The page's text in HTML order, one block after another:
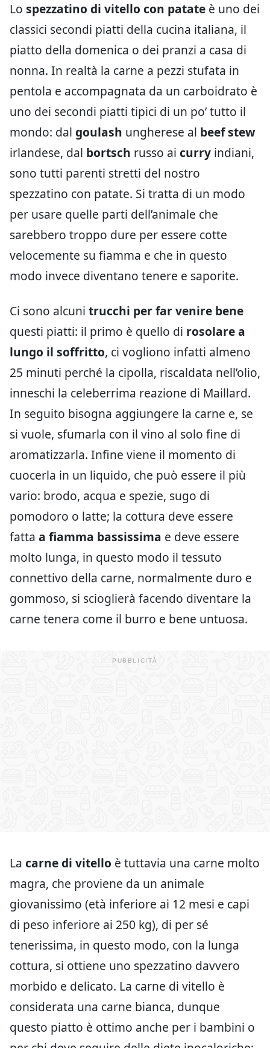
Lo spezzatino di vitello con patate è uno dei
classici secondi piatti della cucina italiana, il
piatto della domenica o dei pranzi a casa di
nonna. In realtà la carne a pezzi stufata in
pentola e accompagnata da un carboidrato è
uno dei secondi piatti tipici di un po’ tutto il
mondo: dal goulash ungherese al beef stew
irlandese, dal bortsch russo ai curry indiani,
sono tutti parenti stretti del nostro
spezzatino con patate. Si tratta di un modo
per usare quelle parti dell’animale che
sarebbero troppo dure per essere cotte
velocemente su fiamma e che in questo
modo invece diventano tenere e saporite.
Ci sono alcuni trucchi per far venire bene
questi piatti: il primo è quello di rosolare a
lungo il soffritto, ci vogliono infatti almeno
25 minuti perché la cipolla, riscaldata nell’olio,
inneschi la celeberrima reazione di Maillard.
In seguito bisogna aggiungere la carne e, se
si vuole, sfumarla con il vino al solo fine di
aromatizzarla. Infine viene il momento di
cuocerla in un liquido, che può essere il più
vario: brodo, acqua e spezie, sugo di
pomodoro o latte; la cottura deve essere
fatta a fiamma bassissima e deve essere
molto lunga, in questo modo il tessuto
connettivo della carne, normalmente duro e
gommoso, si scioglierà facendo diventare la
carne tenera come il burro e bene untuosa.
La carne di vitello è tuttavia una carne molto
magra, che proviene da un animale
giovanissimo (età inferiore ai 12 mesi e capi
di peso inferiore ai 250 kg), di per sé
tenerissima, in questo modo, con la lunga
cottura, si ottiene uno spezzatino davvero
morbido e delicato. La carne di vitello è
considerata una carne bianca, dunque
questo piatto è ottimo anche per i bambini o